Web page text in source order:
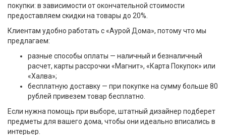
покупки: в зависимости от окончательной стоимости
предоставляем скидки на товары до 20%.
Клиентам удобно работать с «Аурой Дома», потому что мы
предлагаем:
разные способы оплаты — наличный и безналичный
расчет, карты рассрочки «Магнит», «Карта Покупок» или
«Халва»;
бесплатную доставку — при покупке на сумму больше 80
рублей привезем товар бесплатно.
Если нужна помощь при выборе, штатный дизайнер подберет
предметы для вашего дома, чтобы они идеально вписались в
интерьер.